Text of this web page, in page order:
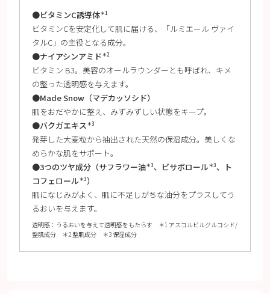
●ビタミンC誘導体＊1
ビタミンCを安定化して肌に届ける、「ルミエール ヴァイ
タルC」の主役となる成分。
●ナイアシンアミド＊2
ビタミン B3。美容のオールラウンダーとも呼ばれ、キメ
の整った透明感を与えます。
●Made Snow（マデカッソシド）
肌をおだやかに整え、みずみずしい状態をキープ。
●バクガエキス＊3
発芽した大麦粒から抽出された天然の保湿成分。美しくな
めらかな肌をサポート。
●3つのツヤ成分（サフラワー油＊3、ビサボロール＊3、ト
コフェロール＊3）
肌になじみがよく、肌に不足しがちな油分をプラスしてう
るおいを与えます。
透明感：うるおいを与えて透明感をもたらす ＊1 アスコルビルグルコシド/
整肌成分 ＊2 整肌成分 ＊3 保湿成分